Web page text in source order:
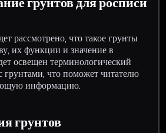
рассмотрено, что такое грунты
их функции и значение в
освещен терминологический
грунтами, что поможет читателю
информацию.
грунтов